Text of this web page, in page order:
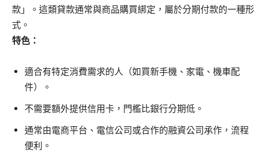
款」。這類貸款通常與商品購買綁定，屬於分期付款的一種形
式。
特色：
適合有特定消費需求的人（如買新手機、家電、機車配
件）。
不需要額外提供信用卡，門檻比銀行分期低。
通常由電商平台、電信公司或合作的融資公司承作，流程
便利。